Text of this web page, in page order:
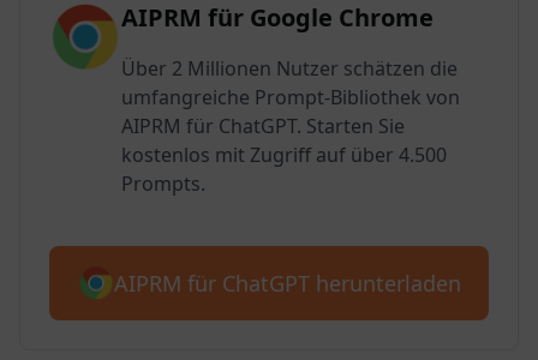
AIPRM für Google Chrome
Über 2 Millionen Nutzer schätzen die
umfangreiche Prompt-Bibliothek von
AIPRM für ChatGPT. Starten Sie
kostenlos mit Zugriff auf über 4.500
Prompts.
AIPRM für ChatGPT herunterladen